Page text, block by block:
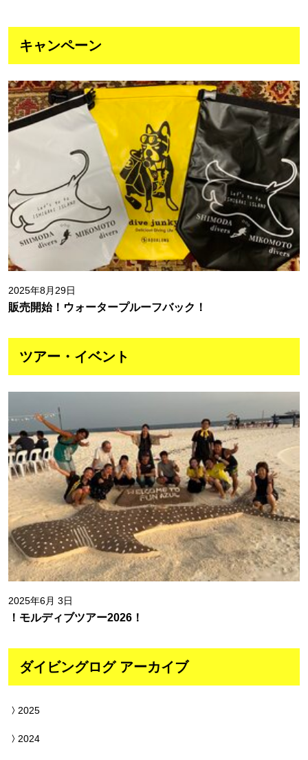
キャンペーン
2025年8月29日
販売開始！ウォータープルーフバック！
ツアー・イベント
2025年6月 3日
！モルディブツアー2026！
ダイビングログ アーカイブ
2025
2024